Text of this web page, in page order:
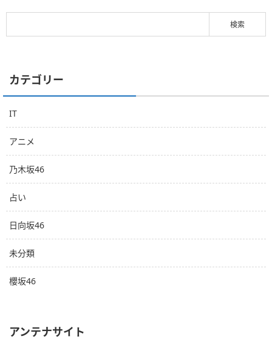
カテゴリー
IT
アニメ
乃木坂46
占い
日向坂46
未分類
櫻坂46
アンテナサイト